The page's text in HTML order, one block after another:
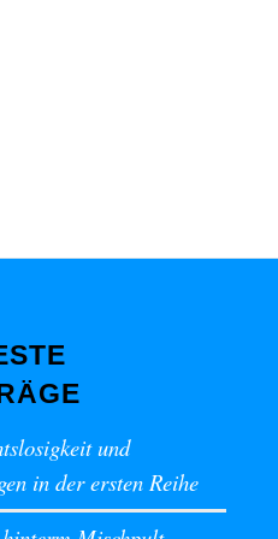
und
in der ersten Reihe